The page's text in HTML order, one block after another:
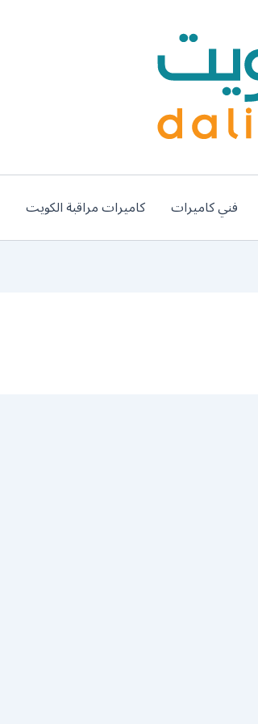
فني كاميرات كاميرات مراقبة الكويت